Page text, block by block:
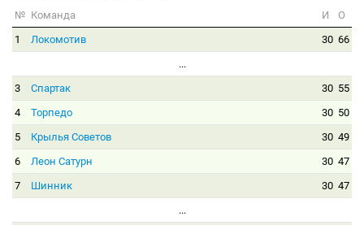
№ Команда И
О
1
Локомотив 30 66
...
3
Спартак 30 55
4
Торпедо 30 50
5
Крылья Советов 30 49
6
Леон Сатурн 30 47
7
Шинник 30 47
...